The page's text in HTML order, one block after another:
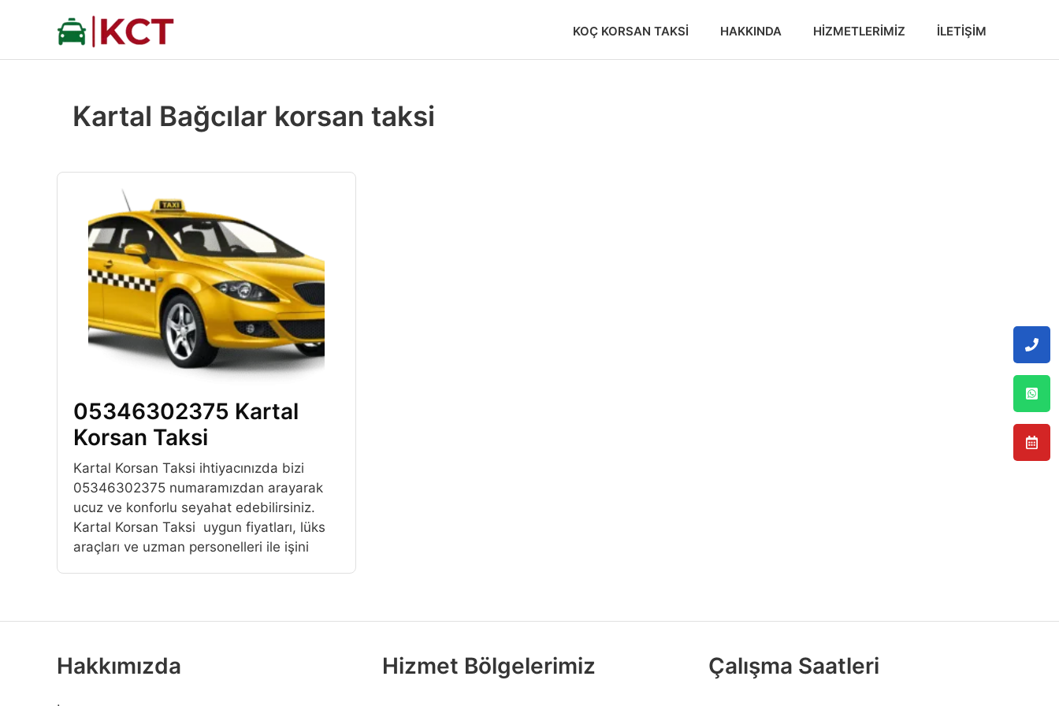
KOÇ KORSAN TAKSI HAKKINDA HIZMETLERIMIZ İLETIŞIM
Kartal Bağcılar korsan taksi
05346302375 Kartal
Korsan Taksi
Kartal Korsan Taksi ihtiyacınızda bizi
05346302375 numaramızdan arayarak
ucuz ve konforlu seyahat edebilirsiniz.
Kartal Korsan Taksi uygun fiyatları, lüks
araçları ve uzman personelleri ile işini
Hakkımızda Hizmet Bölgelerimiz Çalışma Saatleri